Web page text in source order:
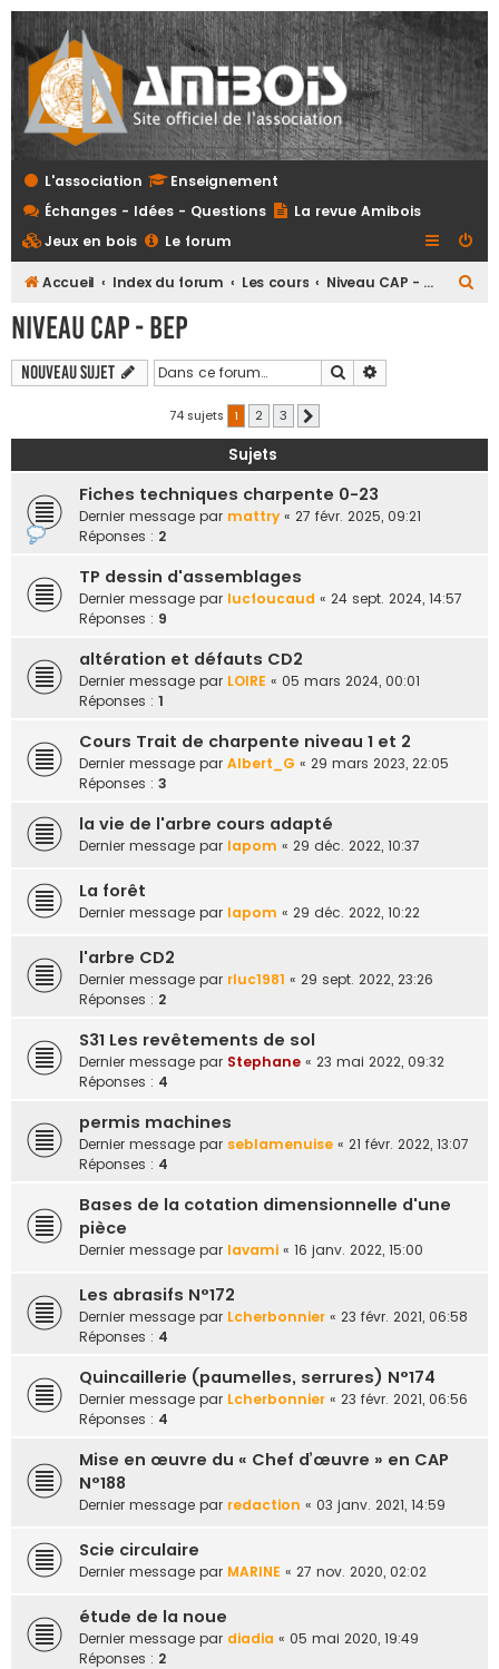
L'association
Enseignement
Échanges - Idées - Questions
La revue Amibois
Jeux en bois
Le forum
Accueil Index du forum Les cours Niveau CAP - BEP
Niveau CAP - BEP
Nouveau sujet Rechercher
74 sujets 1 2 3
Sujets
Fiches techniques charpente 0-23
Dernier message par mattry « 27 févr. 2025, 09:21
Réponses : 2
TP dessin d'assemblages
Dernier message par lucfoucaud « 24 sept. 2024, 14:57
Réponses : 9
altération et défauts CD2
Dernier message par LOIRE « 05 mars 2024, 00:01
Réponses : 1
Cours Trait de charpente niveau 1 et 2
Dernier message par Albert_G « 29 mars 2023, 22:05
Réponses : 3
la vie de l'arbre cours adapté
Dernier message par lapom « 29 déc. 2022, 10:37
La forêt
Dernier message par lapom « 29 déc. 2022, 10:22
l'arbre CD2
Dernier message par rluc1981 « 29 sept. 2022, 23:26
Réponses : 2
S31 Les revêtements de sol
Dernier message par Stephane « 23 mai 2022, 09:32
Réponses : 4
permis machines
Dernier message par seblamenuise « 21 févr. 2022, 13:07
Réponses : 4
Bases de la cotation dimensionnelle d'une
pièce
Dernier message par lavami « 16 janv. 2022, 15:00
Les abrasifs N°172
Dernier message par Lcherbonnier « 23 févr. 2021, 06:58
Réponses : 4
Quincaillerie (paumelles, serrures) N°174
Dernier message par Lcherbonnier « 23 févr. 2021, 06:56
Réponses : 4
Mise en œuvre du « Chef d’œuvre » en CAP
N°188
Dernier message par redaction « 03 janv. 2021, 14:59
Scie circulaire
Dernier message par MARINE « 27 nov. 2020, 02:02
étude de la noue
Dernier message par diadia « 05 mai 2020, 19:49
Réponses : 2